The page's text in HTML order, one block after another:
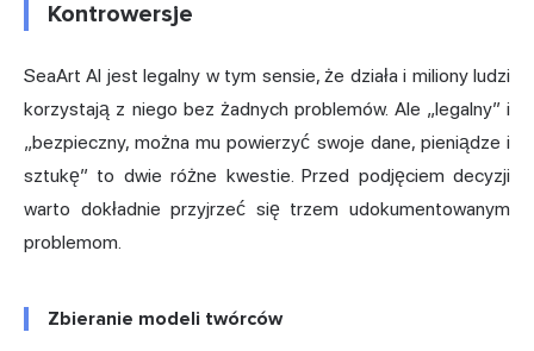
Kontrowersje
SeaArt AI jest legalny w tym sensie, że działa i miliony ludzi
korzystają z niego bez żadnych problemów. Ale „legalny” i
„bezpieczny, można mu powierzyć swoje dane, pieniądze i
sztukę” to dwie różne kwestie. Przed podjęciem decyzji
warto dokładnie przyjrzeć się trzem udokumentowanym
problemom.
Zbieranie modeli twórców